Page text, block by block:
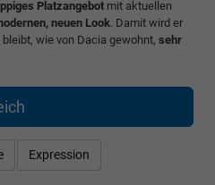
Platzangebot mit aktuellen
neuen Look . Damit wird er
wie von Dacia gewohnt, sehr
Expression